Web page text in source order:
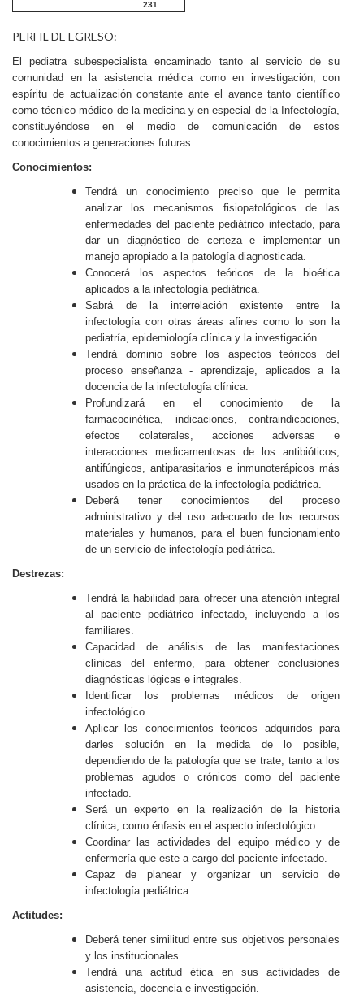
231
PERFIL DE EGRESO:
El pediatra subespecialista encaminado tanto al servicio de su
comunidad en la asistencia médica como en investigación, con
espíritu de actualización constante ante el avance tanto científico
como técnico médico de la medicina y en especial de la Infectología,
constituyéndose en el medio de comunicación de estos
conocimientos a generaciones futuras.
Conocimientos:
Tendrá un conocimiento preciso que le permita
analizar los mecanismos fisiopatológicos de las
enfermedades del paciente pediátrico infectado, para
dar un diagnóstico de certeza e implementar un
manejo apropiado a la patología diagnosticada.
Conocerá los aspectos teóricos de la bioética
aplicados a la infectología pediátrica.
Sabrá de la interrelación existente entre la
infectología con otras áreas afines como lo son la
pediatría, epidemiología clínica y la investigación.
Tendrá dominio sobre los aspectos teóricos del
proceso enseñanza - aprendizaje, aplicados a la
docencia de la infectología clínica.
Profundizará en el conocimiento de la
farmacocinética, indicaciones, contraindicaciones,
efectos colaterales, acciones adversas e
interacciones medicamentosas de los antibióticos,
antifúngicos, antiparasitarios e inmunoterápicos más
usados en la práctica de la infectología pediátrica.
Deberá tener conocimientos del proceso
administrativo y del uso adecuado de los recursos
materiales y humanos, para el buen funcionamiento
de un servicio de infectología pediátrica.
Destrezas:
Tendrá la habilidad para ofrecer una atención integral
al paciente pediátrico infectado, incluyendo a los
familiares.
Capacidad de análisis de las manifestaciones
clínicas del enfermo, para obtener conclusiones
diagnósticas lógicas e integrales.
Identificar los problemas médicos de origen
infectológico.
Aplicar los conocimientos teóricos adquiridos para
darles solución en la medida de lo posible,
dependiendo de la patología que se trate, tanto a los
problemas agudos o crónicos como del paciente
infectado.
Será un experto en la realización de la historia
clínica, como énfasis en el aspecto infectológico.
Coordinar las actividades del equipo médico y de
enfermería que este a cargo del paciente infectado.
Capaz de planear y organizar un servicio de
infectología pediátrica.
Actitudes:
Deberá tener similitud entre sus objetivos personales
y los institucionales.
Tendrá una actitud ética en sus actividades de
asistencia, docencia e investigación.